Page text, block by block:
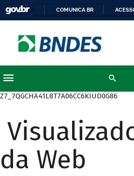
COMUNICA BR
Z7_7QGCHA41L8T7A06CC6KIUD0G86
da Web